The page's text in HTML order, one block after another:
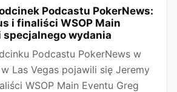
Podcastu PokerNews:
i finaliści WSOP Main
specjalnego wydania
Podcastu PokerNews w
Las Vegas pojawili się Jeremy
WSOP Main Eventu Greg